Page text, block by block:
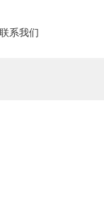
系我们